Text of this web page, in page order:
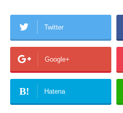
Twitter
Google+
B! Hatena